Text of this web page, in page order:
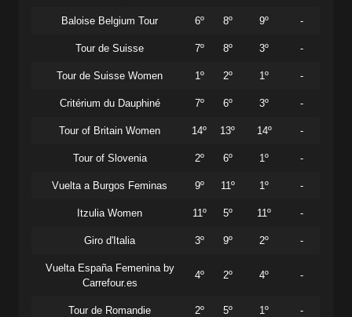
Baloise Belgium Tour 6º 8º 9º -
Tour de Suisse 7º 8º 3º -
Tour de Suisse Women 1º 2º 1º -
Critérium du Dauphiné 7º 6º 3º -
Tour of Britain Women 14º 13º 14º -
Tour of Slovenia 2º 6º 1º -
Vuelta a Burgos Feminas 9º 11º 1º -
Itzulia Women 11º 5º 11º -
Giro d'Italia 3º 9º 2º -
Vuelta España Femenina by
Carrefour.es
4º 2º 4º -
Tour de Romandie 2º 5º 1º -